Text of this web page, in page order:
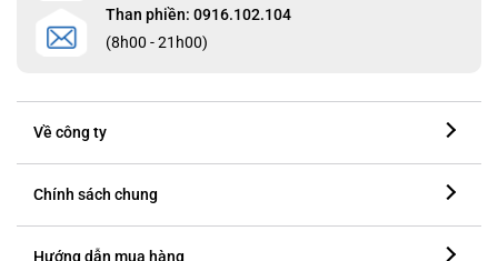
Than phiền: 0916.102.104
(8h00 - 21h00)
Về công ty
Chính sách chung
Hướng dẫn mua hàng